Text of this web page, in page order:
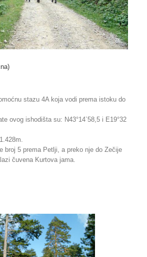
stazu 4A koja vodi prema istoku do
ovog ishodišta su: N43°14`58,5 i E19°32
broj 5 prema Petlji, a preko nje do Zečije
čuvena Kurtova jama.